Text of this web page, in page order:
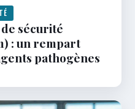
sécurité
: un rempart
pathogènes